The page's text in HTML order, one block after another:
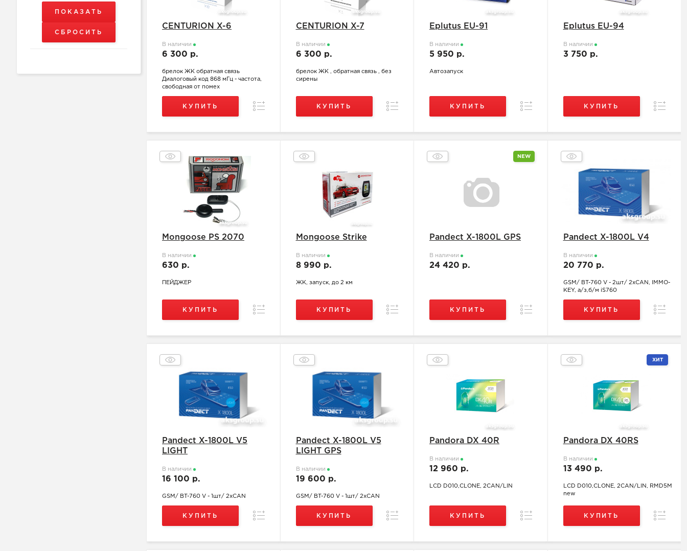
CENTURION X-6
В наличии
6 300 р.
брелок ЖК обратная связь
Диалоговый код 868 мГц - частота,
свободная от помех
КУПИТЬ Сравнение
CENTURION X-7
В наличии
6 300 р.
брелок ЖК , обратная связь , без
сирены
КУПИТЬ Сравнение
Eplutus EU-91
В наличии
5 950 р.
Автозапуск
КУПИТЬ Сравнение
Eplutus EU-94
В наличии
3 750 р.
КУПИТЬ
Mongoose PS 2070
В наличии
630 р.
ПЕЙДЖЕР
КУПИТЬ Сравнение
Mongoose Strike
В наличии
8 990 р.
ЖК, запуск, до 2 км
КУПИТЬ Сравнение
NEW
Pandect X-1800L GPS
В наличии
24 420 р.
КУПИТЬ Сравнение
Pandect X-1800L V4
В наличии
20 770 р.
GSM/ BT-760 V - 2шт/ 2хCAN, IMMO-
KEY, а/з,б/м iS760
КУПИТЬ
Pandect X-1800L V5
LIGHT
В наличии
16 100 р.
GSM/ BT-760 V - 1шт/ 2хCAN
КУПИТЬ Сравнение
Pandect X-1800L V5
LIGHT GPS
В наличии
19 600 р.
GSM/ BT-760 V - 1шт/ 2хCAN
КУПИТЬ Сравнение
Pandora DX 40R
В наличии
12 960 р.
LCD D010,CLONE, 2CAN/LIN
КУПИТЬ Сравнение
ХИТ
Pandora DX 40RS
В наличии
13 490 р.
LCD D010,CLONE, 2CAN/LIN, RMD5M
new
КУПИТЬ